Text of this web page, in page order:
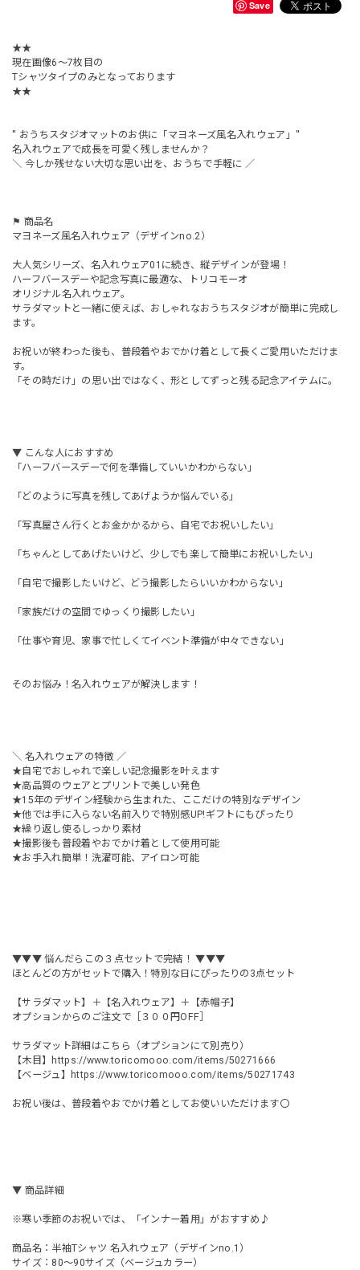
Save
★★
現在画像6～7枚目の
Tシャツタイプのみとなっております
★★
'' おうちスタジオマットのお供に「マヨネーズ風名入れウェア」''
名入れウェアで成長を可愛く残しませんか？
＼ 今しか残せない大切な思い出を、おうちで手軽に ／
⚑ 商品名
マヨネーズ風名入れウェア（デザインno.2）
大人気シリーズ、名入れウェア01に続き、縦デザインが登場！
ハーフバースデーや記念写真に最適な、トリコモーオ
オリジナル名入れウェア。
サラダマットと一緒に使えば、おしゃれなおうちスタジオが簡単に完成し
ます。
お祝いが終わった後も、普段着やおでかけ着として長くご愛用いただけま
す。
「その時だけ」の思い出ではなく、形としてずっと残る記念アイテムに。
▼ こんな人におすすめ
「ハーフバースデーで何を準備していいかわからない」
「どのように写真を残してあげようか悩んでいる」
「写真屋さん行くとお金かかるから、自宅でお祝いしたい」
「ちゃんとしてあげたいけど、少しでも楽して簡単にお祝いしたい」
「自宅で撮影したいけど、どう撮影したらいいかわからない」
「家族だけの空間でゆっくり撮影したい」
「仕事や育児、家事で忙しくてイベント準備が中々できない」
そのお悩み！名入れウェアが解決します！
＼ 名入れウェアの特徴 ／
★自宅でおしゃれで楽しい記念撮影を叶えます
★高品質のウェアとプリントで美しい発色
★15年のデザイン経験から生まれた、ここだけの特別なデザイン
★他では手に入らない名前入りで特別感UP!ギフトにもぴったり
★繰り返し使るしっかり素材
★撮影後も普段着やおでかけ着として使用可能
★お手入れ簡単！洗濯可能、アイロン可能
▼▼▼ 悩んだらこの３点セットで完結！ ▼▼▼
ほとんどの方がセットで購入！特別な日にぴったりの3点セット
【サラダマット】＋【名入れウェア】＋【赤帽子】
オプションからのご注文で［３００円OFF］
サラダマット詳細はこちら（オプションにて別売り）
【木目】
https://www.toricomooo.com/items/50271666
【ベージュ】
https://www.toricomooo.com/items/50271743
お祝い後は、普段着やおでかけ着としてお使いいただけます〇
▼ 商品詳細
※寒い季節のお祝いでは、「インナー着用」がおすすめ♪
商品名：半袖Tシャツ 名入れウェア（デザインno.1）
サイズ：80～90サイズ（ベージュカラー）